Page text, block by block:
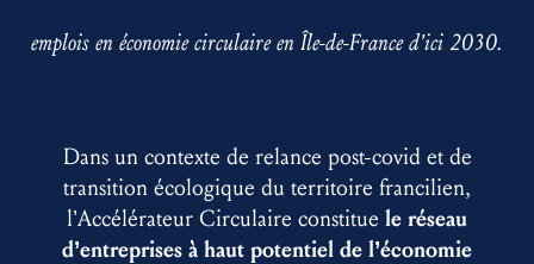
emplois en économie circulaire en Île-de-France d’ici 2030.
Dans un contexte de relance post-covid et de
transition écologique du territoire francilien,
l’Accélérateur Circulaire constitue le réseau
d’entreprises à haut potentiel de l’économie